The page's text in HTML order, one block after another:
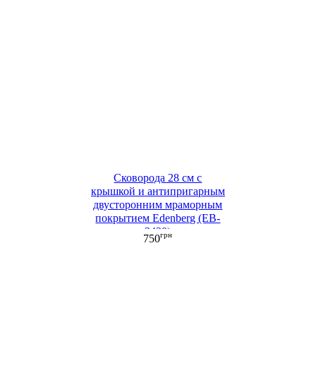
4107)
Сковорода 28 см с
крышкой и антипригарным
двусторонним мраморным
покрытием Edenberg (EB-
3430)
750грн